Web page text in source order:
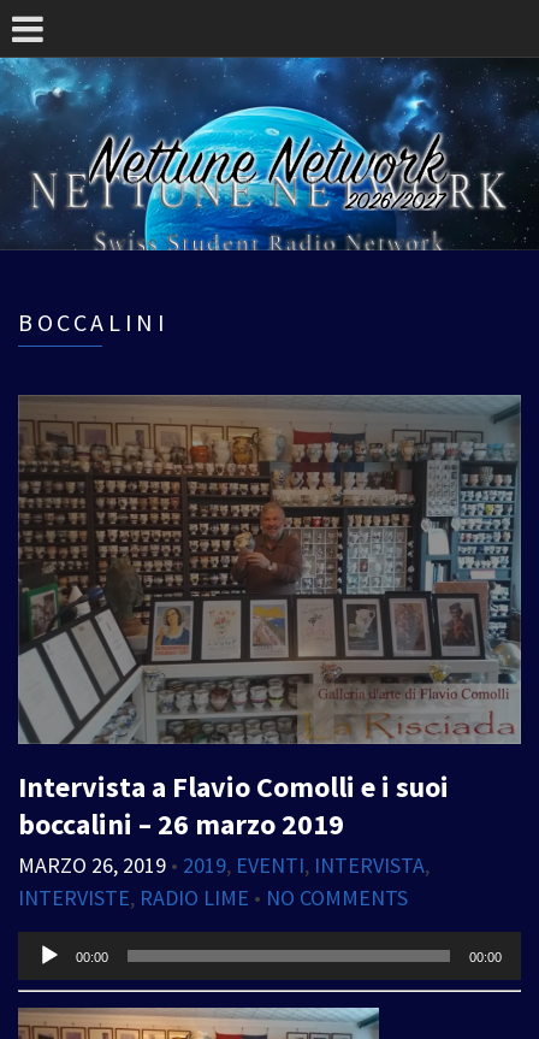
BOCCALINI
Intervista a Flavio Comolli e i suoi
boccalini – 26 marzo 2019
MARZO 26, 2019 • 2019, EVENTI, INTERVISTA,
INTERVISTE, RADIO LIME • NO COMMENTS
Audio
00:00 00:00